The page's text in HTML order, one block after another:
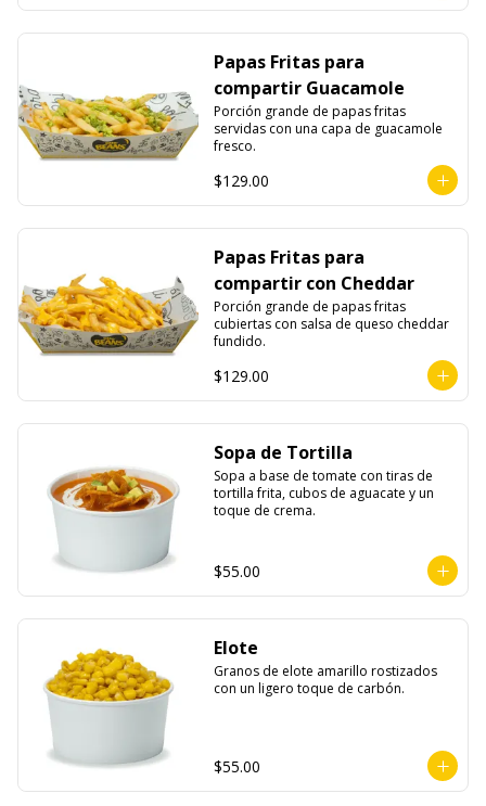
Papas Fritas para
compartir Guacamole
Porción grande de papas fritas
servidas con una capa de guacamole
fresco.
$129.00
Papas Fritas para
compartir con Cheddar
Porción grande de papas fritas
cubiertas con salsa de queso cheddar
fundido.
$129.00
Sopa de Tortilla
Sopa a base de tomate con tiras de
tortilla frita, cubos de aguacate y un
toque de crema.
$55.00
Elote
Granos de elote amarillo rostizados
con un ligero toque de carbón.
$55.00